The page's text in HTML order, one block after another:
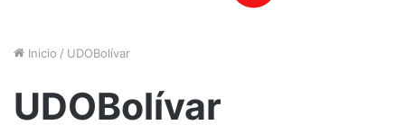
Inicio / UDOBolívar
UDOBolívar